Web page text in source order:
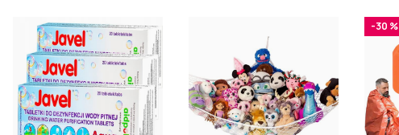
-30 %